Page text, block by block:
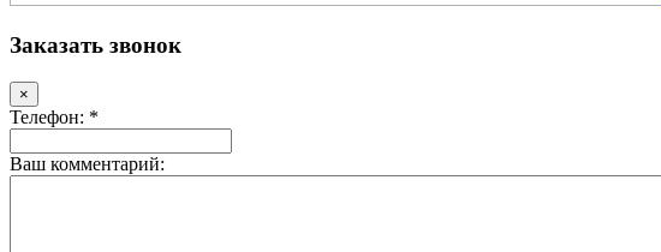
Заказать звонок
×
Телефон: *
Ваш комментарий: